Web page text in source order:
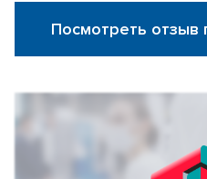
Посмотреть отзыв